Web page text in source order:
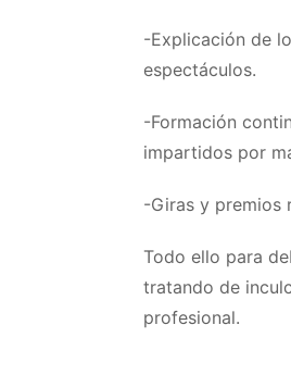
-Explicación de
espectáculos.
-Formación
impartidos por
-Giras y premios
Todo ello para
tratando de
profesional.